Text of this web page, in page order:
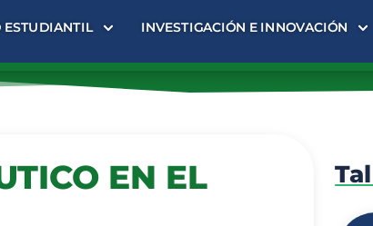
INVESTIGACIÓN E INNOVACIÓN
EN EL